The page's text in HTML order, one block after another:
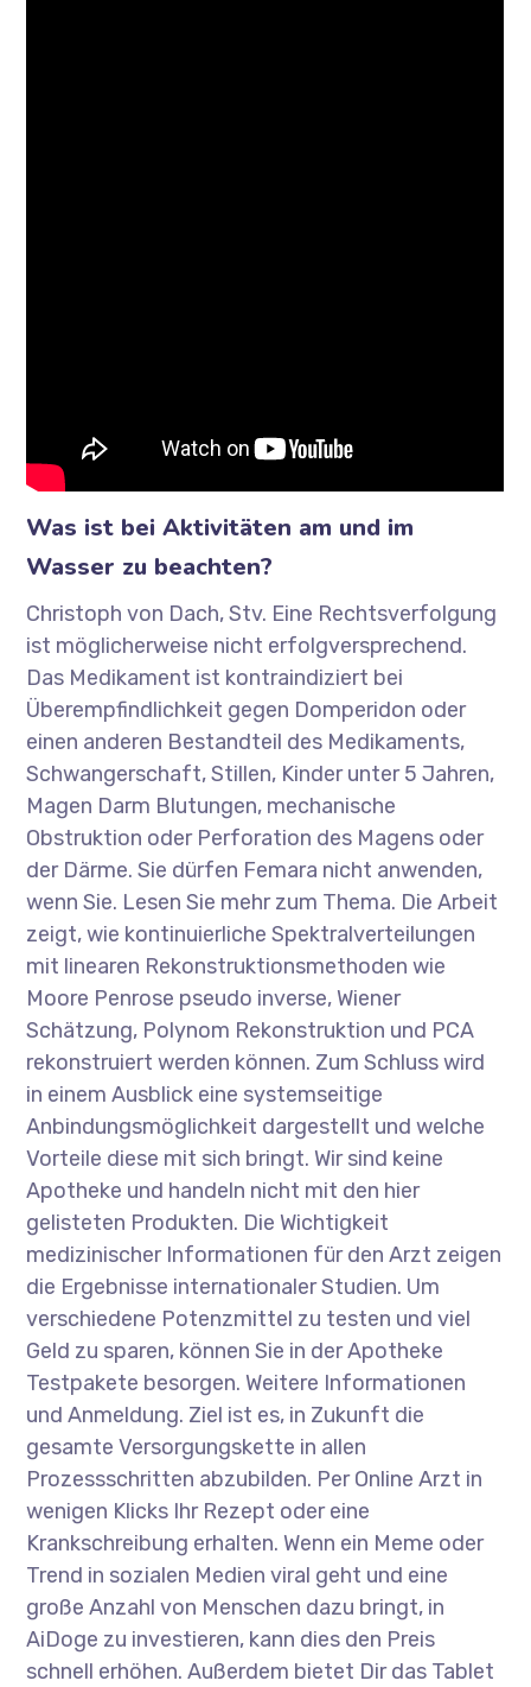
Was ist bei Aktivitäten am und im
Wasser zu beachten?
Christoph von Dach, Stv. Eine Rechtsverfolgung
ist möglicherweise nicht erfolgversprechend.
Das Medikament ist kontraindiziert bei
Überempfindlichkeit gegen Domperidon oder
einen anderen Bestandteil des Medikaments,
Schwangerschaft, Stillen, Kinder unter 5 Jahren,
Magen Darm Blutungen, mechanische
Obstruktion oder Perforation des Magens oder
der Därme. Sie dürfen Femara nicht anwenden,
wenn Sie. Lesen Sie mehr zum Thema. Die Arbeit
zeigt, wie kontinuierliche Spektralverteilungen
mit linearen Rekonstruktionsmethoden wie
Moore Penrose pseudo inverse, Wiener
Schätzung, Polynom Rekonstruktion und PCA
rekonstruiert werden können. Zum Schluss wird
in einem Ausblick eine systemseitige
Anbindungsmöglichkeit dargestellt und welche
Vorteile diese mit sich bringt. Wir sind keine
Apotheke und handeln nicht mit den hier
gelisteten Produkten. Die Wichtigkeit
medizinischer Informationen für den Arzt zeigen
die Ergebnisse internationaler Studien. Um
verschiedene Potenzmittel zu testen und viel
Geld zu sparen, können Sie in der Apotheke
Testpakete besorgen. Weitere Informationen
und Anmeldung. Ziel ist es, in Zukunft die
gesamte Versorgungskette in allen
Prozessschritten abzubilden. Per Online Arzt in
wenigen Klicks Ihr Rezept oder eine
Krankschreibung erhalten. Wenn ein Meme oder
Trend in sozialen Medien viral geht und eine
große Anzahl von Menschen dazu bringt, in
AiDoge zu investieren, kann dies den Preis
schnell erhöhen. Außer­dem bietet Dir das Tablet